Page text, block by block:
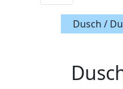
Dusch /